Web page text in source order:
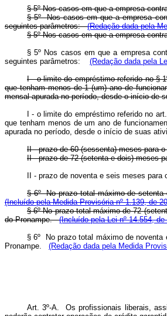
§ 5º Nos casos em que a empresa
§ 5º Nos casos em que a empresa
seguintes parâmetros:(Redação dada pela
§ 5º Nos casos em que a empresa
§ 5º Nos casos em que a empresa
seguintes parâmetros: (Redação dada pela
I - o limite do empréstimo referido no §
que tenham menos de 1 (um) ano de
mensal apurada no período, desde o início
I - o limite do empréstimo referido no
que tenham menos de um ano de
apurada no período, desde o início de suas
II - prazo de 60 (sessenta) meses
II - prazo de 72 (setenta e dois) meses
II - prazo de noventa e seis meses
§ 6º No prazo total máximo de
(Incluído pela Medida Provisória nº 1.139, de
§ 6º No prazo total máximo de 72
do Pronampe.(Incluído pela Lei nº 14.554, de
§ 6º No prazo total máximo de
Pronampe.
(Redação dada pela Medida
Art. 3º-A. Os profissionais liberais,